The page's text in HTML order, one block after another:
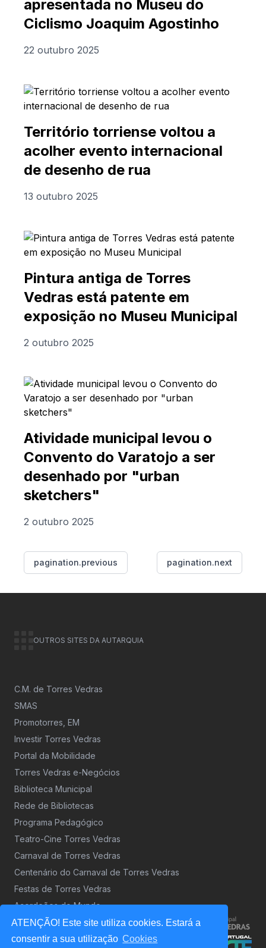
ATENÇÃO! Este site utiliza cookies. Estará a
consentir a sua utilização Cookies
apresentada no Museu do
Ciclismo Joaquim Agostinho
22 outubro 2025
Território torriense voltou a
acolher evento internacional
de desenho de rua
13 outubro 2025
Pintura antiga de Torres
Vedras está patente em
exposição no Museu Municipal
2 outubro 2025
Atividade municipal levou o
Convento do Varatojo a ser
desenhado por "urban
sketchers"
2 outubro 2025
pagination.previous pagination.next
OUTROS SITES DA AUTARQUIA
C.M. de Torres Vedras
SMAS
Promotorres, EM
Investir Torres Vedras
Portal da Mobilidade
Torres Vedras e-Negócios
Biblioteca Municipal
Rede de Bibliotecas
Programa Pedagógico
Teatro-Cine Torres Vedras
Carnaval de Torres Vedras
Centenário do Carnaval de Torres Vedras
Festas de Torres Vedras
Acordeões do Mundo